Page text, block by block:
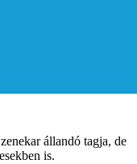
állandó tagja, de
is.